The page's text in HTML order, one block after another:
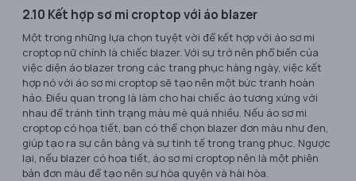
2.10 Kết hợp sơ mi croptop với áo blazer
Một trong những lựa chọn tuyệt vời để kết hợp với áo sơ mi
croptop nữ chính là chiếc blazer. Với sự trở nên phổ biến của
việc diện áo blazer trong các trang phục hàng ngày, việc kết
hợp nó với áo sơ mi croptop sẽ tạo nên một bức tranh hoàn
hảo. Điều quan trọng là làm cho hai chiếc áo tương xứng với
nhau để tránh tình trạng màu mè quá nhiều. Nếu áo sơ mi
croptop có họa tiết, bạn có thể chọn blazer đơn màu như đen,
giúp tạo ra sự cân bằng và sự tinh tế trong trang phục. Ngược
lại, nếu blazer có họa tiết, áo sơ mi croptop nên là một phiên
bản đơn màu để tạo nên sự hòa quyện và hài hòa.